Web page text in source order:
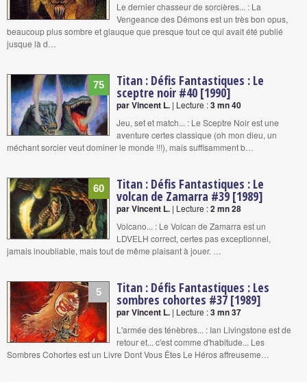
Le dernier chasseur de sorcières... : La
Vengeance des Démons est un très bon opus,
beaucoup plus sombre et glauque que presque tout ce qui avait été publié
jusque là d…
75 Titan : Défis Fantastiques : Le
sceptre noir #40 [1990]
par Vincent L. | Lecture :3 mn 40
Jeu, set et match... : Le Sceptre Noir est une
aventure certes classique (oh mon dieu, un
méchant sorcier veut dominer le monde !!!), mais suffisamment b…
60 Titan : Défis Fantastiques : Le
volcan de Zamarra #39 [1989]
par Vincent L. | Lecture :2 mn 28
Volcano... : Le Volcan de Zamarra est un
LDVELH correct, certes pas exceptionnel,
jamais inoubliable, mais tout de même plaisant à jouer. …
5 Titan : Défis Fantastiques : Les
sombres cohortes #37 [1989]
par Vincent L. | Lecture :3 mn 37
L'armée des ténèbres... : Ian Livingstone est de
retour et... c'est comme d'habitude... Les
Sombres Cohortes est un Livre Dont Vous Êtes Le Héros affreuseme…